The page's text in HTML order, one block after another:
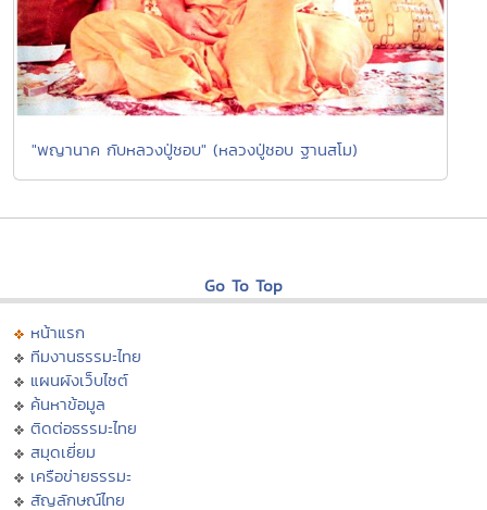
"พญานาค กับหลวงปู่ชอบ" (หลวงปู่ชอบ ฐานสโม)
Go To Top
หน้าแรก
ทีมงานธรรมะไทย
แผนผังเว็บไซต์
ค้นหาข้อมูล
ติดต่อธรรมะไทย
สมุดเยี่ยม
เครือข่ายธรรมะ
สัญลักษณ์ไทย